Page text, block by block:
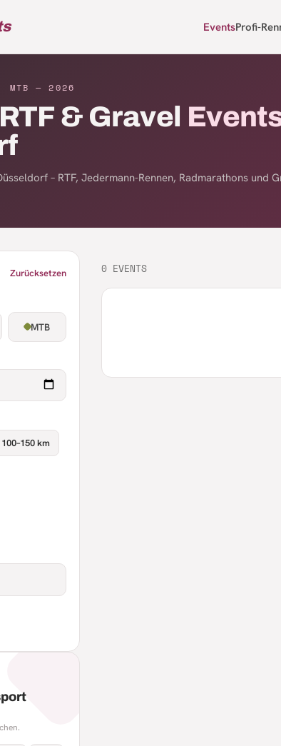
EventsProfi-
· MTB —2026
& Gravel
– RTF, Jedermann-Rennen, Radmarathons und
Zurücksetzen
MTB
100–150 km
0 EVENTS